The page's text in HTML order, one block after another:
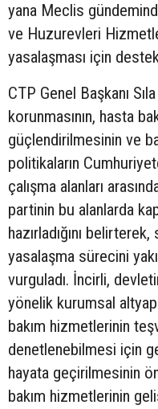
yana Meclis
ve Huzurevleri
yasalaşması için
CTP Genel Başkanı
korunmasının, hasta
güçlendirilmesinin ve
politikaların
çalışma alanları
partinin bu alanlarda
hazırladığını
yasalaşma sürecini
vurguladı. İncirli,
yönelik kurumsal
bakım hizmetlerinin
denetlenebilmesi için
hayata geçirilmesinin
bakım hizmetlerinin